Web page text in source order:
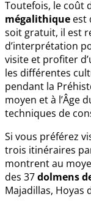
Toutefois, le coût
mégalithique est
soit gratuit, il est
d’interprétation
visite et profiter
les différentes
pendant la
moyen et à l’Âge
techniques de
Si vous préférez
trois itinéraires
montrent au
des 37dolmens
Majadillas, Hoyas